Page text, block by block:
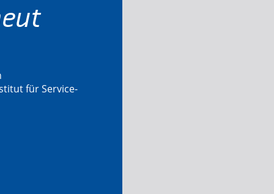
für Service-